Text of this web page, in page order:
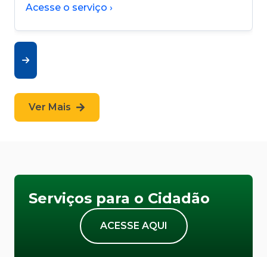
Acesse o serviço ›
Ver Mais
Serviços para o Cidadão
ACESSE AQUI